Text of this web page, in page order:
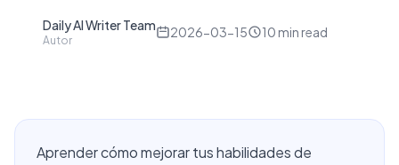
Daily AI Writer Team
Autor
2026-03-15 10 min read
Aprender cómo mejorar tus habilidades de